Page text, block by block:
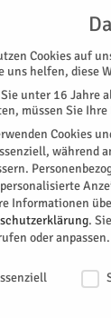
SPEZIAL
und
Cookies auf
uns helfen, diese
unter 16 Jahre
müssen Sie
Cookies
während
Informationen
.
oder anpassen.